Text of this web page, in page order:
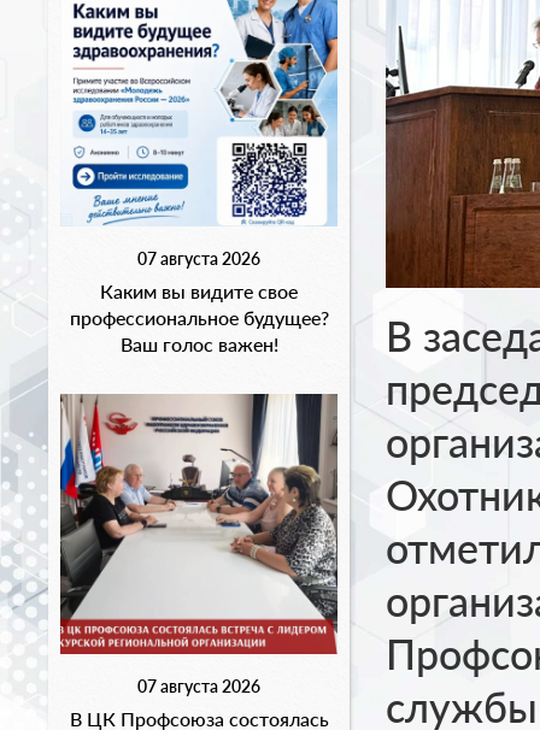
07 августа 2026
Каким вы видите свое
профессиональное будущее?
Ваш голос важен!
07 августа 2026
В ЦК Профсоюза состоялась
В
службы